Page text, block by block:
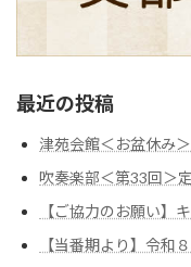
最近の投稿
津苑会館＜お盆休み
吹奏楽部＜第33回＞
【ご協力のお願い】
【当番期より】令和